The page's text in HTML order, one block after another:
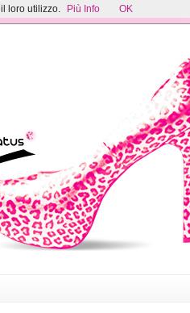
loro utilizzo. Più Info OK